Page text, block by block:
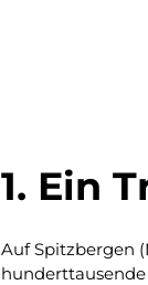
1. Ein
Auf Spitzbergen